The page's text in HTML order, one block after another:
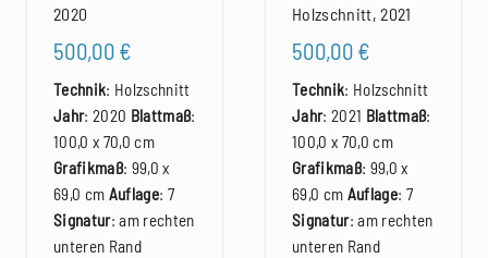
2020
500,00 €
Technik: Holzschnitt
Jahr: 2020 Blattmaß:
100,0 x 70,0 cm
Grafikmaß: 99,0 x
69,0 cm Auflage: 7
Signatur: am rechten
unteren Rand
Holzschnitt, 2021
500,00 €
Technik: Holzschnitt
Jahr: 2021 Blattmaß:
100,0 x 70,0 cm
Grafikmaß: 99,0 x
69,0 cm Auflage: 7
Signatur: am rechten
unteren Rand